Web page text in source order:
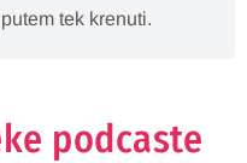
tek krenuti.
podcaste